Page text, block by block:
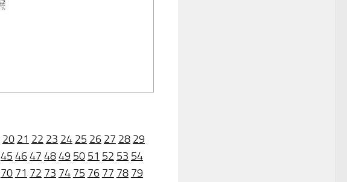
20 21 22 23 24 25 26 27 28 29
45 4647 4849 50 51 52 53 54
70 71 72 73 74 75 76 77 78 79